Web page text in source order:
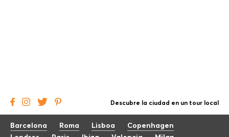
Descubre la ciudad en un tour local
Barcelona Roma Lisboa
Copenhagen